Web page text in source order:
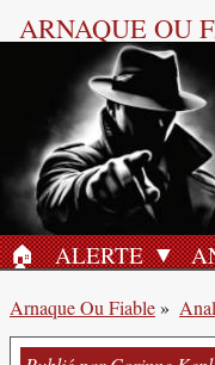
ARNAQUE OU
ACCUEIL
🏠︎ ALERTE
Arnaque Ou Fiable»